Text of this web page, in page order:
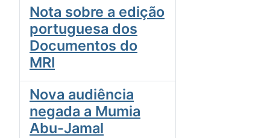
Nota sobre a edição
portuguesa dos
Documentos do
MRI
Nova audiência
negada a Mumia
Abu-Jamal